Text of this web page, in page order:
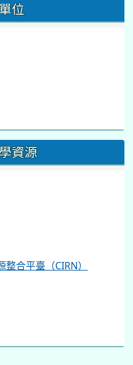
位
資源
合平臺（CIRN）